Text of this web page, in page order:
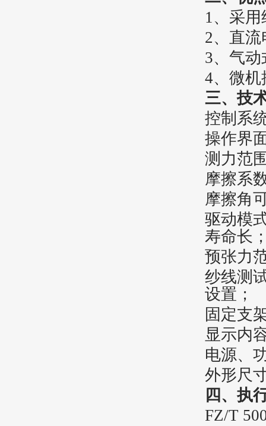
1、采
2、直
3、气
4、微
三、技
控制系
操作界
测力范
摩擦系
摩擦角
驱动模
寿命长
预张力
纱线测
设置 ；
固定支
显示内
电源、
外形尺
四、执
FZ/T